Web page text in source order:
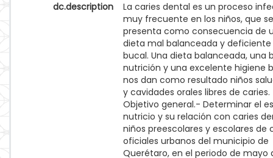
dc.description
La caries dental es un proceso
muy frecuente en los niños, que se
presenta como consecuencia de
dieta mal balanceada y deficiente
bucal. Una dieta balanceada, una
nutrición y una excelente higiene
nos dan como resultado niños
y cavidades orales libres de caries.
Objetivo general.- Determinar el
nutricio y su relación con caries
niños preescolares y escolares de
oficiales urbanos del municipio de
Querétaro, en el periodo de mayo